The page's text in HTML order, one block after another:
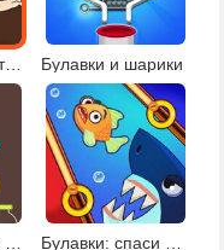
Спаси путешественника Булавки и шарики